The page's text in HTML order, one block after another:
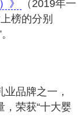
》
（2019年一
上榜的分别
品牌之一，
，荣获“十大婴